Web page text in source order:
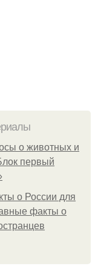
о животных и
первый
о России для
факты о